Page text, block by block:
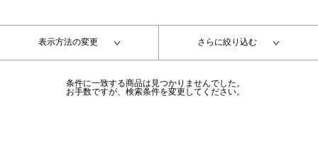
表示方法の変更 さらに絞り込む
条件に一致する商品は見つかりませんでした。
お手数ですが、検索条件を変更してください。